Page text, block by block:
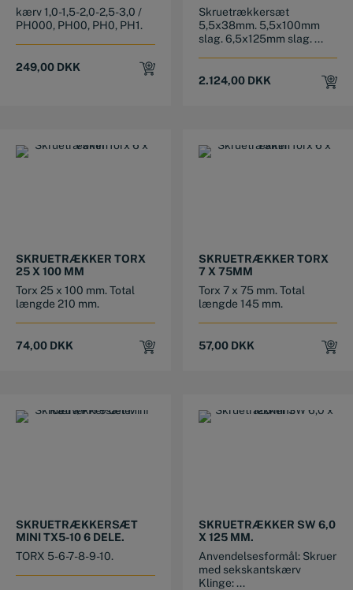
kærv 1,0-1,5-2,0-2,5-3,0 /
PH000, PH00, PH0, PH1.
249,00 DKK
Skruetrækkersæt
5,5x38mm. 5,5x100mm
slag. 6,5x125mm slag. ...
2.124,00 DKK
SKRUETRÆKKER TORX
25 X 100 MM
Torx 25 x 100 mm. Total
længde 210 mm.
74,00 DKK
SKRUETRÆKKER TORX
7 X 75MM
Torx 7 x 75 mm. Total
længde 145 mm.
57,00 DKK
SKRUETRÆKKERSÆT
MINI TX5-10 6 DELE.
TORX 5-6-7-8-9-10.
SKRUETRÆKKER SW 6,0
X 125 MM.
Anvendelsesformål: Skruer
med sekskantskærv
Klinge: ...